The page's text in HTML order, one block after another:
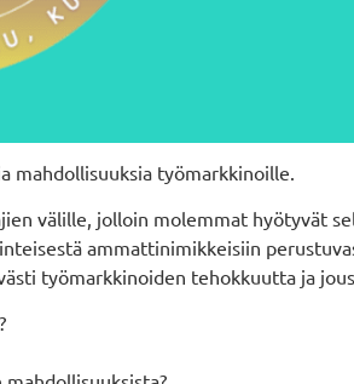
mahdollisuuksia työmarkkinoille.
välille, jolloin molemmat hyötyvät
ammattinimikkeisiin
työmarkkinoiden tehokkuutta ja